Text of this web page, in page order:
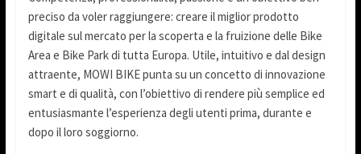
preciso da voler raggiungere: creare il miglior prodotto
digitale sul mercato per la scoperta e la fruizione delle Bike
Area e Bike Park di tutta Europa. Utile, intuitivo e dal design
attraente, MOWI BIKE punta su un concetto di innovazione
smart e di qualità, con l’obiettivo di rendere più semplice ed
entusiasmante l’esperienza degli utenti prima, durante e
dopo il loro soggiorno.